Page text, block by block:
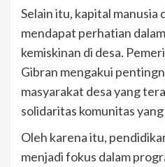
Selain itu, kapital manusia
mendapat perhatian
kemiskinan di desa.
Gibran mengakui
masyarakat desa yang
solidaritas komunitas
Oleh karena itu,
menjadi fokus dalam